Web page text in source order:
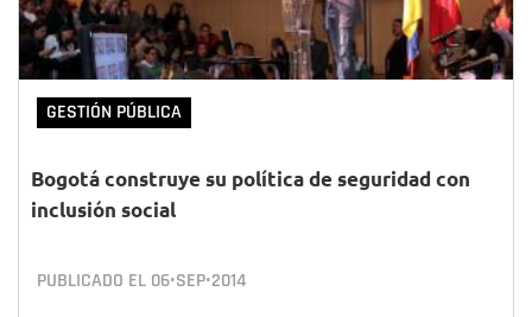
GESTIÓN PÚBLICA
Bogotá construye su política de seguridad con
inclusión social
PUBLICADO EL 06•SEP•2014